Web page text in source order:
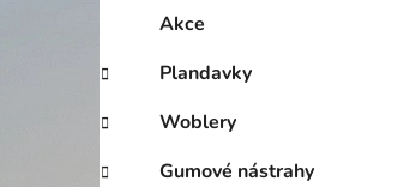
Akce
Plandavky
Woblery
Gumové nástrahy